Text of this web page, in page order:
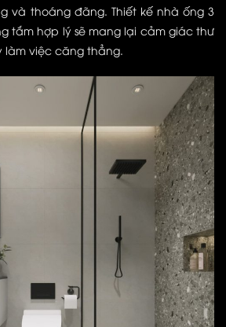
và thoáng đãng. Thiết kế nhà ống 3
tắm hợp lý sẽ mang lại cảm giác thư
làm việc căng thẳng.